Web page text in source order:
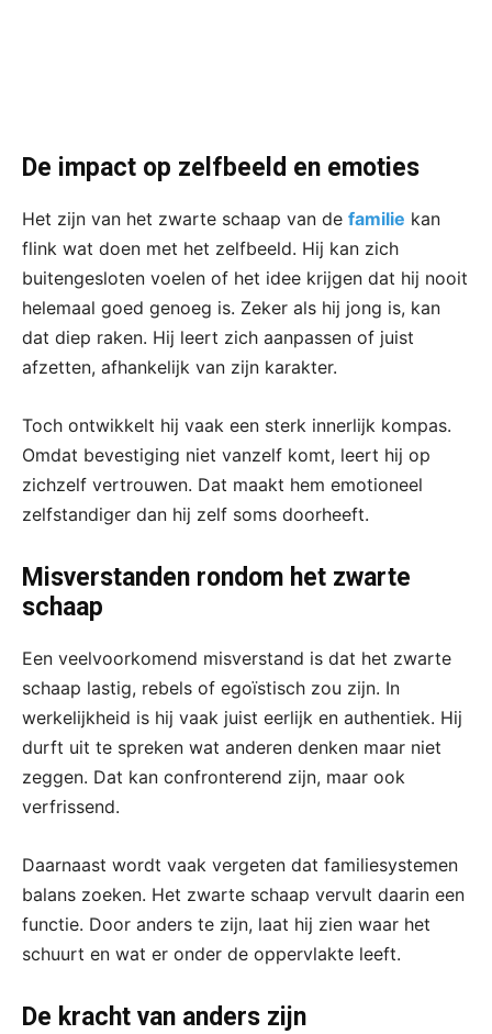
De impact op zelfbeeld en emoties
Het zijn van het zwarte schaap van de familie kan
flink wat doen met het zelfbeeld. Hij kan zich
buitengesloten voelen of het idee krijgen dat hij nooit
helemaal goed genoeg is. Zeker als hij jong is, kan
dat diep raken. Hij leert zich aanpassen of juist
afzetten, afhankelijk van zijn karakter.
Toch ontwikkelt hij vaak een sterk innerlijk kompas.
Omdat bevestiging niet vanzelf komt, leert hij op
zichzelf vertrouwen. Dat maakt hem emotioneel
zelfstandiger dan hij zelf soms doorheeft.
Misverstanden rondom het zwarte
schaap
Een veelvoorkomend misverstand is dat het zwarte
schaap lastig, rebels of egoïstisch zou zijn. In
werkelijkheid is hij vaak juist eerlijk en authentiek. Hij
durft uit te spreken wat anderen denken maar niet
zeggen. Dat kan confronterend zijn, maar ook
verfrissend.
Daarnaast wordt vaak vergeten dat familiesystemen
balans zoeken. Het zwarte schaap vervult daarin een
functie. Door anders te zijn, laat hij zien waar het
schuurt en wat er onder de oppervlakte leeft.
De kracht van anders zijn